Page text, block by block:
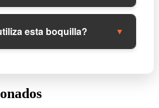
esta boquilla? ▼